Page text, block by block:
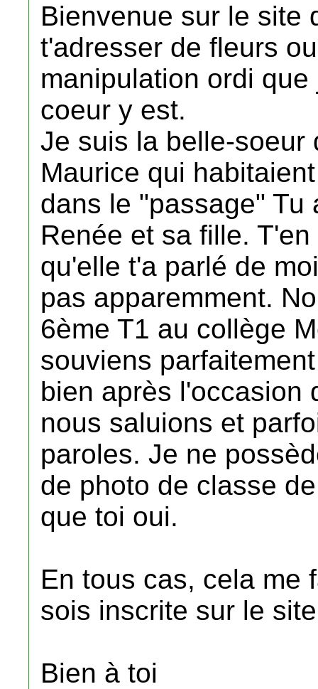
Bienvenue sur le site
t'adresser de fleurs
manipulation ordi
coeur y est.
Je suis la belle-soeur
Maurice qui
dans le "passage" Tu
Renée et sa fille.
qu'elle t'a parlé de
pas apparemment.
6ème T1 au collège
souviens
bien après l'occasion
nous saluions et
paroles. Je ne
de photo de classe
que toi oui.
En tous cas, cela me
sois inscrite sur le
Bien à toi